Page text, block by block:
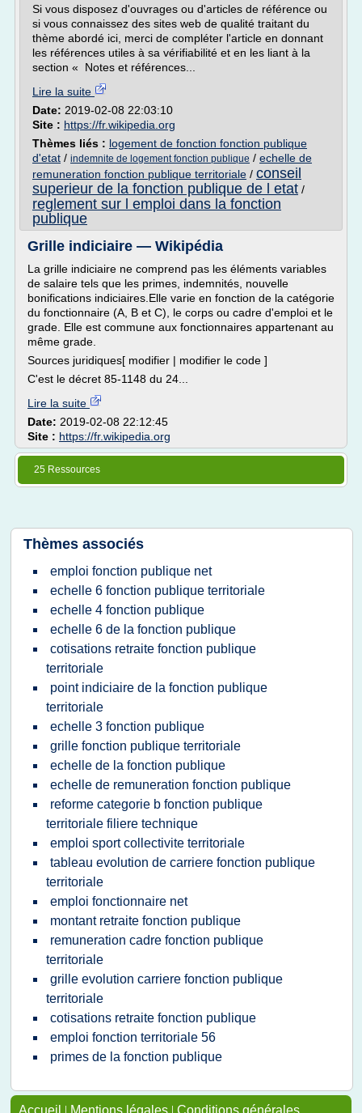
Si vous disposez d'ouvrages ou d'articles de référence ou
si vous connaissez des sites web de qualité traitant du
thème abordé ici, merci de compléter l'article en donnant
les références utiles à sa vérifiabilité et en les liant à la
section « Notes et références...
Lire la suite
Date: 2019-02-08 22:03:10
Site : https://fr.wikipedia.org
Thèmes liés : logement de fonction fonction publique
d'etat / indemnite de logement fonction publique / echelle de
remuneration fonction publique territoriale / conseil
superieur de la fonction publique de l etat /
reglement sur l emploi dans la fonction
publique
Grille indiciaire — Wikipédia
La grille indiciaire ne comprend pas les éléments variables
de salaire tels que les primes, indemnités, nouvelle
bonifications indiciaires.Elle varie en fonction de la catégorie
du fonctionnaire (A, B et C), le corps ou cadre d'emploi et le
grade. Elle est commune aux fonctionnaires appartenant au
même grade.
Sources juridiques[ modifier | modifier le code ]
C'est le décret 85-1148 du 24...
Lire la suite
Date: 2019-02-08 22:12:45
Site : https://fr.wikipedia.org
25 Ressources
Thèmes associés
emploi fonction publique net
echelle 6 fonction publique territoriale
echelle 4 fonction publique
echelle 6 de la fonction publique
cotisations retraite fonction publique
territoriale
point indiciaire de la fonction publique
territoriale
echelle 3 fonction publique
grille fonction publique territoriale
echelle de la fonction publique
echelle de remuneration fonction publique
reforme categorie b fonction publique
territoriale filiere technique
emploi sport collectivite territoriale
tableau evolution de carriere fonction publique
territoriale
emploi fonctionnaire net
montant retraite fonction publique
remuneration cadre fonction publique
territoriale
grille evolution carriere fonction publique
territoriale
cotisations retraite fonction publique
emploi fonction territoriale 56
primes de la fonction publique
Accueil | Mentions légales | Conditions générales